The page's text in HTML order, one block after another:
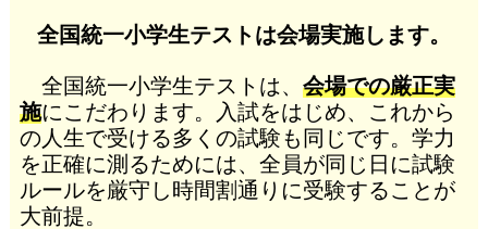
全国統一小学生テストは会場実施します。
全国統一小学生テストは、会場での厳正実
施にこだわります。入試をはじめ、これから
の人生で受ける多くの試験も同じです。学力
を正確に測るためには、全員が同じ日に試験
ルールを厳守し時間割通りに受験することが
大前提。